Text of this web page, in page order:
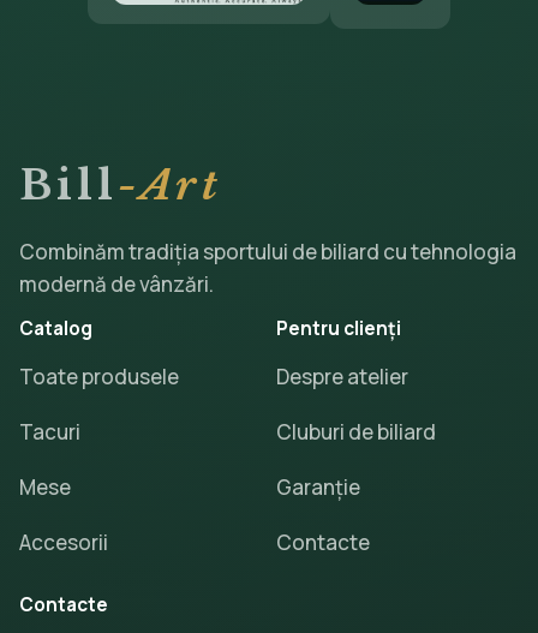
Bill-Art
Combinăm tradiția sportului de biliard cu tehnologia
modernă de vânzări.
Catalog
Toate produsele
Tacuri
Mese
Accesorii
Pentru clienți
Despre atelier
Cluburi de biliard
Garanție
Contacte
Contacte